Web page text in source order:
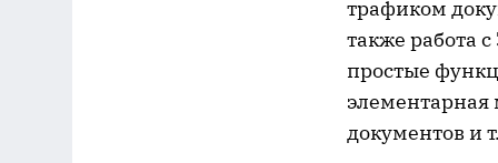
трафиком
также работа
простые
документов и